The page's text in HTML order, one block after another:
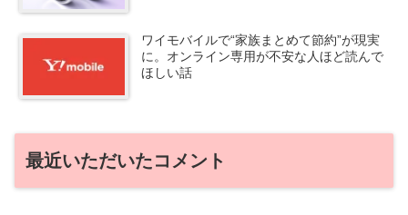
ワイモバイルで“家族まとめて節約”が現実
に。オンライン専用が不安な人ほど読んで
ほしい話
最近いただいたコメント